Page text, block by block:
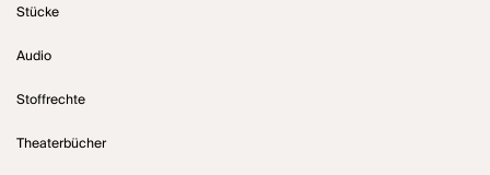
Stücke
Audio
Stoffrechte
Theaterbücher